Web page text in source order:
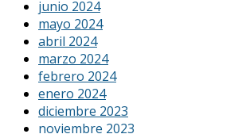
junio 2024
mayo 2024
abril 2024
marzo 2024
febrero 2024
enero 2024
diciembre 2023
noviembre 2023